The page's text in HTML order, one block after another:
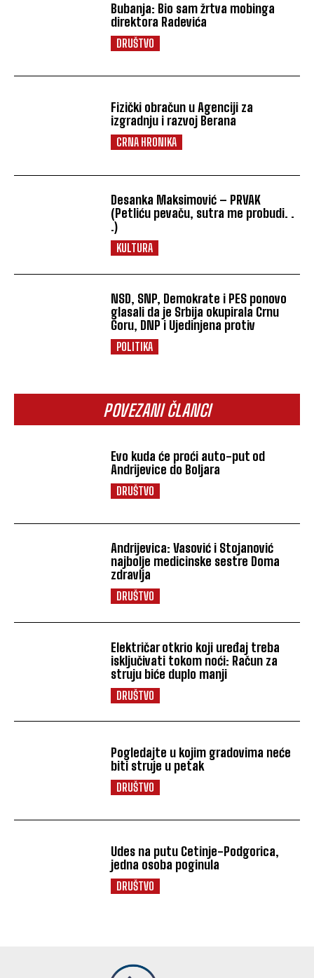
Bubanja: Bio sam žrtva mobinga
direktora Radevića
DRUŠTVO
Fizički obračun u Agenciji za
izgradnju i razvoj Berana
CRNA HRONIKA
Desanka Maksimović – PRVAK
(Petliću pevaču, sutra me probudi. .
.)
KULTURA
NSD, SNP, Demokrate i PES ponovo
glasali da je Srbija okupirala Crnu
Goru, DNP i Ujedinjena protiv
POLITIKA
POVEZANI ČLANCI
Evo kuda će proći auto-put od
Andrijevice do Boljara
DRUŠTVO
Andrijevica: Vasović i Stojanović
najbolje medicinske sestre Doma
zdravlja
DRUŠTVO
Električar otkrio koji uređaj treba
isključivati tokom noći: Račun za
struju biće duplo manji
DRUŠTVO
Pogledajte u kojim gradovima neće
biti struje u petak
DRUŠTVO
Udes na putu Cetinje-Podgorica,
jedna osoba poginula
DRUŠTVO